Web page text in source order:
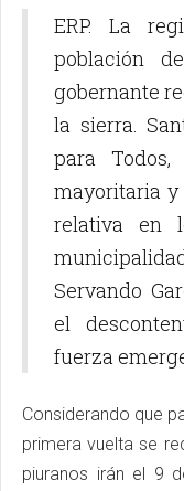
ERP. La
población
gobernante
la sierra.
para
mayoritaria
relativa en
Servando
el
fuerza
Considerando que
primera vuelta se
piuranos irán el 9